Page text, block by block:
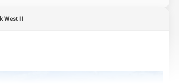
West II